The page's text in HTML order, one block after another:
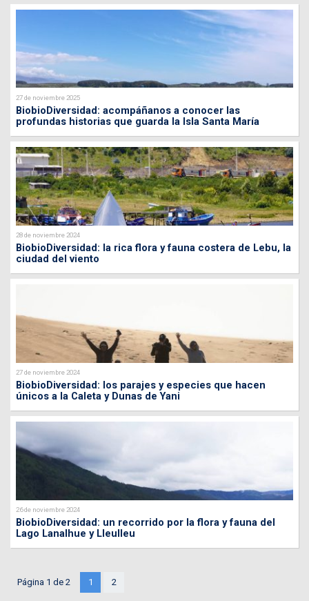
27 de noviembre 2025
BiobioDiversidad: acompáñanos a conocer las
profundas historias que guarda la Isla Santa María
28 de noviembre 2024
BiobioDiversidad: la rica flora y fauna costera de Lebu, la
ciudad del viento
27 de noviembre 2024
BiobioDiversidad: los parajes y especies que hacen
únicos a la Caleta y Dunas de Yani
26 de noviembre 2024
BiobioDiversidad: un recorrido por la flora y fauna del
Lago Lanalhue y Lleulleu
Página 1 de 2 1 2